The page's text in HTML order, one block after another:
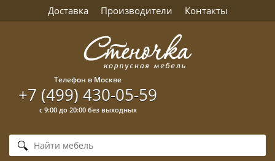
Доставка Производители Контакты
Телефон в Москве
+7 (499) 430-05-59
с 9:00 до 20:00 без выходных